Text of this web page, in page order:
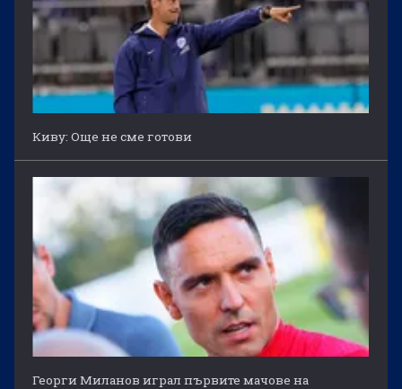
Киву: Още не сме готови
Георги Миланов играл първите мачове на